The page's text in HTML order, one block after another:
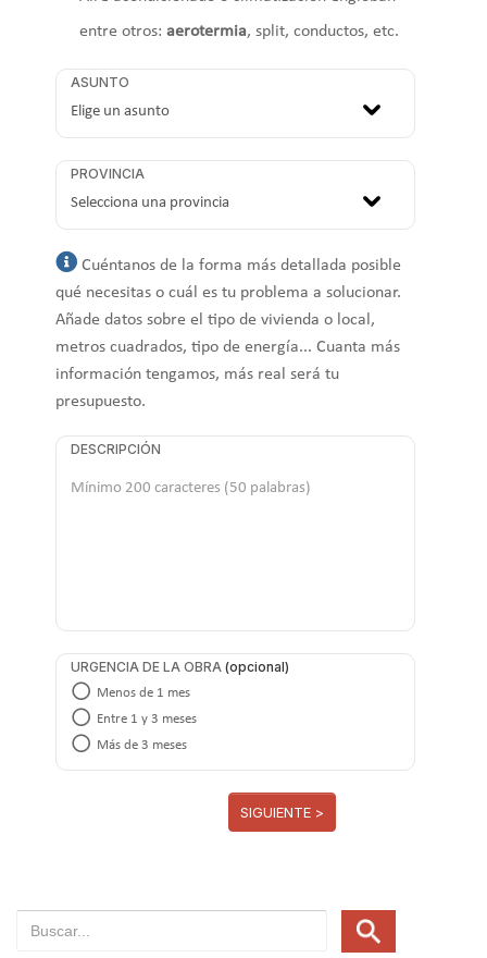
entre otros: aerotermia, split, conductos, etc.
ASUNTO
PROVINCIA
Cuéntanos de la forma más detallada posible
qué necesitas o cuál es tu problema a solucionar.
Añade datos sobre el tipo de vivienda o local,
metros cuadrados, tipo de energía... Cuanta más
información tengamos, más real será tu
presupuesto.
DESCRIPCIÓN
URGENCIA DE LA OBRA
Menos de 1 mes
Entre 1 y 3 meses
Más de 3 meses
SIGUIENTE >